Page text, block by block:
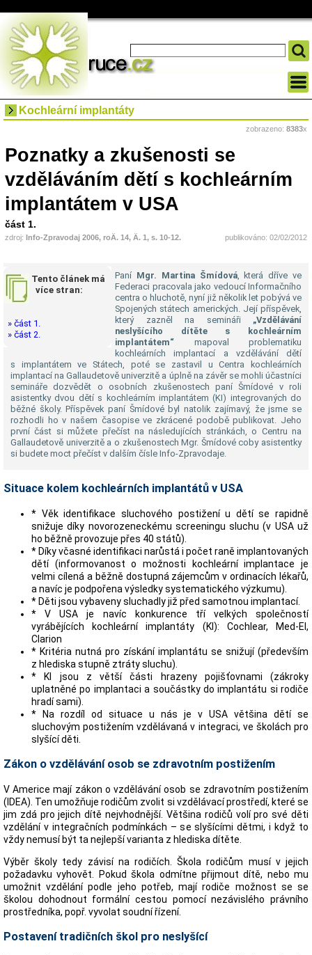
Kochleární implantáty
zobrazeno: 8383x
Poznatky a zkušenosti se
vzděláváním dětí s kochleárním
implantátem v USA
část 1.
zdroj: Info-Zpravodaj 2006, roÄ. 14, Ä. 1, s. 10-12. publikováno: 02/02/2012
Tento článek má
více stran:
» část 1.
» část 2.
Paní Mgr. Martina Šmídová, která dříve ve
Federaci pracovala jako vedoucí Informačního
centra o hluchotě, nyní již několik let pobývá ve
Spojených státech amerických. Její příspěvek,
který zazněl na semináři „Vzdělávání
neslyšícího dítěte s kochleárním
implantátem“ mapoval problematiku
kochleárních implantací a vzdělávání dětí
s implantátem ve Státech, poté se zastavil u Centra kochleárních
implantací na Gallaudetově univerzitě a úplně na závěr se mohli účastníci
semináře dozvědět o osobních zkušenostech paní Šmídové v roli
asistentky dvou dětí s kochleárním implantátem (KI) integrovaných do
běžné školy. Příspěvek paní Šmídové byl natolik zajímavý, že jsme se
rozhodli ho v našem časopise ve zkrácené podobě publikovat. Jeho
první část si můžete přečíst na následujících stránkách, o Centru na
Gallaudetově univerzitě a o zkušenostech Mgr. Šmídové coby asistentky
si budete moct přečíst v dalším čísle Info-Zpravodaje.
Situace kolem kochleárních implantátů v USA
* Věk identifikace sluchového postižení u dětí se rapidně
snižuje díky novorozeneckému screeningu sluchu (v USA už
ho běžně provozuje přes 40 států).
* Díky včasné identifikaci narůstá i počet raně implantovaných
dětí (informovanost o možnosti kochleární implantace je
velmi cílená a běžně dostupná zájemcům v ordinacích lékařů,
a navíc je podpořena výsledky systematického výzkumu).
* Děti jsou vybaveny sluchadly již před samotnou implantací.
* V USA je navíc konkurence tří velkých společností
vyrábějících kochleární implantáty (KI): Cochlear, Med-El,
Clarion
* Kritéria nutná pro získání implantátu se snižují (především
z hlediska stupně ztráty sluchu).
* KI jsou z větší části hrazeny pojišťovnami (zákroky
uplatněné po implantaci a součástky do implantátu si rodiče
hradí sami).
* Na rozdíl od situace u nás je v USA většina dětí se
sluchovým postižením vzdělávaná v integraci, ve školách pro
slyšící děti.
Zákon o vzdělávání osob se zdravotním postižením
V Americe mají zákon o vzdělávání osob se zdravotním postižením
(IDEA). Ten umožňuje rodičům zvolit si vzdělávací prostředí, které se
jim zdá pro jejich dítě nejvhodnější. Většina rodičů volí pro své děti
vzdělání v integračních podmínkách – se slyšícími dětmi, i když to
vždy nemusí být ta nejlepší varianta z hlediska dítěte.
Výběr školy tedy závisí na rodičích. Škola rodičům musí v jejich
požadavku vyhovět. Pokud škola odmítne přijmout dítě, nebo mu
umožnit vzdělání podle jeho potřeb, mají rodiče možnost se se
školou dohodnout formální cestou pomocí nezávislého právního
prostředníka, popř. vyvolat soudní řízení.
Postavení tradičních škol pro neslyšící